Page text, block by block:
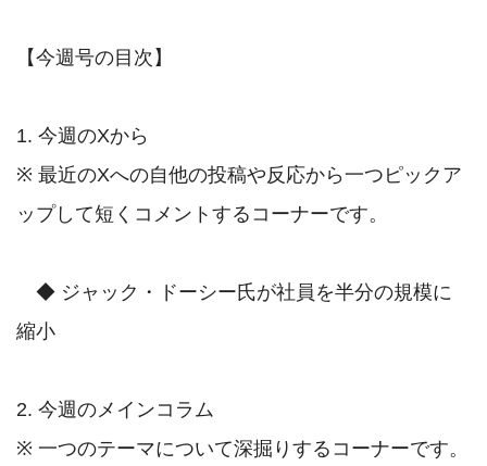
【今週号の目次】
1. 今週のXから
※ 最近のXへの自他の投稿や反応から一つピックア
ップして短くコメントするコーナーです。
◆ ジャック・ドーシー氏が社員を半分の規模に
縮小
2. 今週のメインコラム
※ 一つのテーマについて深掘りするコーナーです。